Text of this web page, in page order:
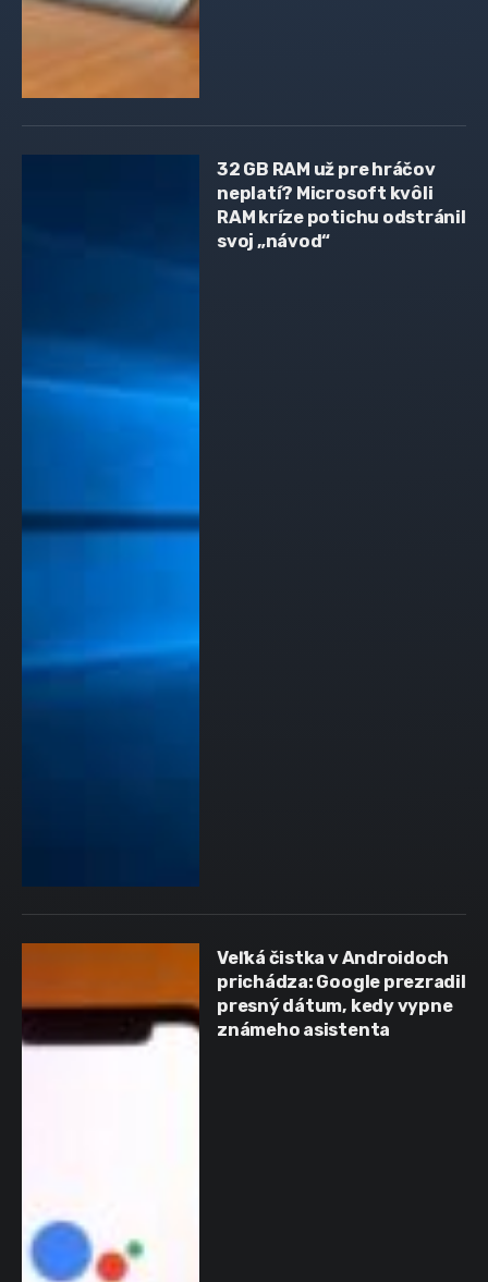
32 GB RAM už pre hráčov
neplatí? Microsoft kvôli
RAM kríze potichu odstránil
svoj „návod“
Veľká čistka v Androidoch
prichádza: Google prezradil
presný dátum, kedy vypne
známeho asistenta